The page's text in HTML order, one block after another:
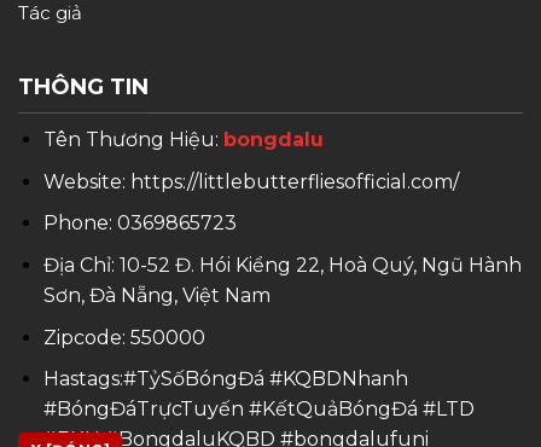
Tác giả
THÔNG TIN
Tên Thương Hiệu: bongdalu
Website: https://littlebutterfliesofficial.com/
Phone: 0369865723
Địa Chỉ: 10-52 Đ. Hói Kiểng 22, Hoà Quý, Ngũ Hành
Sơn, Đà Nẵng, Việt Nam
Zipcode: 550000
Hastags:#TỷSốBóngĐá #KQBDNhanh
#BóngĐáTrựcTuyến #KếtQuảBóngĐá #LTD
#BXH #BongdaluKQBD #bongdalufuni